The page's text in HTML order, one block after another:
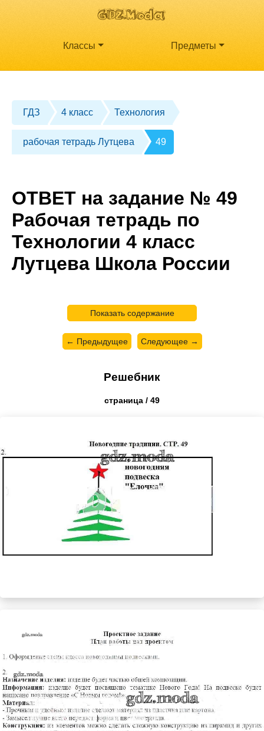
Классы Предметы
ГДЗ 4 класс Технология
рабочая тетрадь Лутцева 49
ОТВЕТ на задание № 49
Рабочая тетрадь по
Технологии 4 класс
Лутцева Школа России
Показать содержание
← Предыдущее Следующее →
Решебник
страница / 49